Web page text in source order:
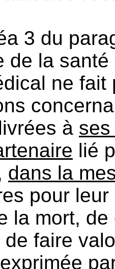
3 du
de la
ne
à
lié
dans la
pour
la mort,
de faire